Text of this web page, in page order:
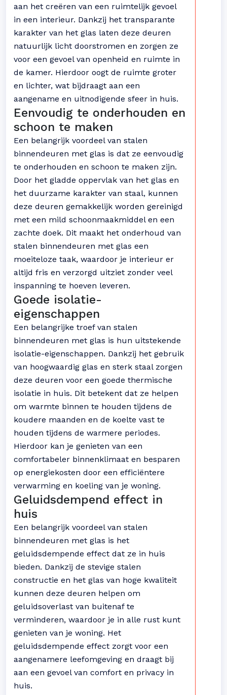
aan het creëren van een ruimtelijk gevoel
in een interieur. Dankzij het transparante
karakter van het glas laten deze deuren
natuurlijk licht doorstromen en zorgen ze
voor een gevoel van openheid en ruimte in
de kamer. Hierdoor oogt de ruimte groter
en lichter, wat bijdraagt aan een
aangename en uitnodigende sfeer in huis.
Eenvoudig te onderhouden en
schoon te maken
Een belangrijk voordeel van stalen
binnendeuren met glas is dat ze eenvoudig
te onderhouden en schoon te maken zijn.
Door het gladde oppervlak van het glas en
het duurzame karakter van staal, kunnen
deze deuren gemakkelijk worden gereinigd
met een mild schoonmaakmiddel en een
zachte doek. Dit maakt het onderhoud van
stalen binnendeuren met glas een
moeiteloze taak, waardoor je interieur er
altijd fris en verzorgd uitziet zonder veel
inspanning te hoeven leveren.
Goede isolatie-
eigenschappen
Een belangrijke troef van stalen
binnendeuren met glas is hun uitstekende
isolatie-eigenschappen. Dankzij het gebruik
van hoogwaardig glas en sterk staal zorgen
deze deuren voor een goede thermische
isolatie in huis. Dit betekent dat ze helpen
om warmte binnen te houden tijdens de
koudere maanden en de koelte vast te
houden tijdens de warmere periodes.
Hierdoor kan je genieten van een
comfortabeler binnenklimaat en besparen
op energiekosten door een efficiëntere
verwarming en koeling van je woning.
Geluidsdempend effect in
huis
Een belangrijk voordeel van stalen
binnendeuren met glas is het
geluidsdempende effect dat ze in huis
bieden. Dankzij de stevige stalen
constructie en het glas van hoge kwaliteit
kunnen deze deuren helpen om
geluidsoverlast van buitenaf te
verminderen, waardoor je in alle rust kunt
genieten van je woning. Het
geluidsdempende effect zorgt voor een
aangenamere leefomgeving en draagt bij
aan een gevoel van comfort en privacy in
huis.